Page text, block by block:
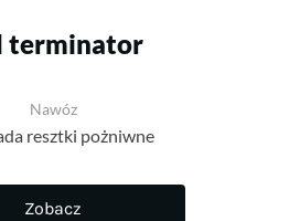
terminator
Nawóz
resztki pożniwne
Zobacz